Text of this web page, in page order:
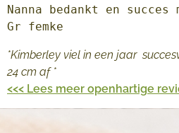
Nanna bedankt en
Gr femke
*Kimberley viel in een jaar
24 cm af *
<<< Lees meer openhartige